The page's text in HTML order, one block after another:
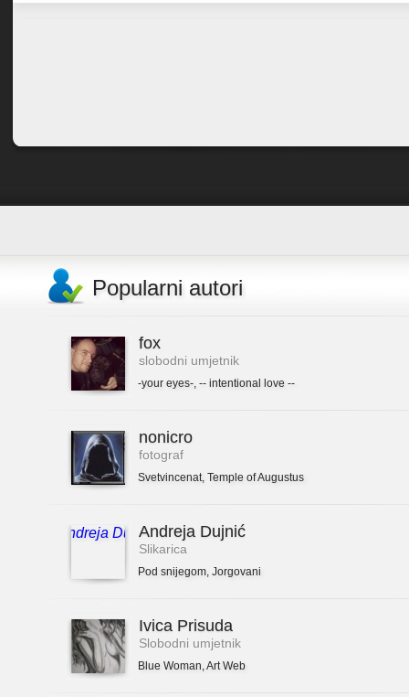
Popularni autori
fox
slobodni umjetnik
-your eyes-, -- intentional love --
nonicro
fotograf
Svetvincenat, Temple of Augustus
Andreja Dujnić
Slikarica
Pod snijegom, Jorgovani
Ivica Prisuda
Slobodni umjetnik
Blue Woman,Art Web